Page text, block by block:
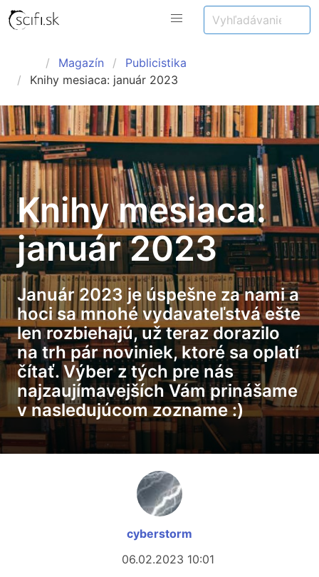
Magazín
Publicistika
Knihy mesiaca: január 2023
Knihy mesiaca:
január 2023
Január 2023 je úspešne za nami a
hoci sa mnohé vydavateľstvá ešte
len rozbiehajú, už teraz dorazilo
na trh pár noviniek, ktoré sa oplatí
čítať. Výber z tých pre nás
najzaujímavejších Vám prinášame
v nasledujúcom zozname :)
cyberstorm
06.02.2023 10:01